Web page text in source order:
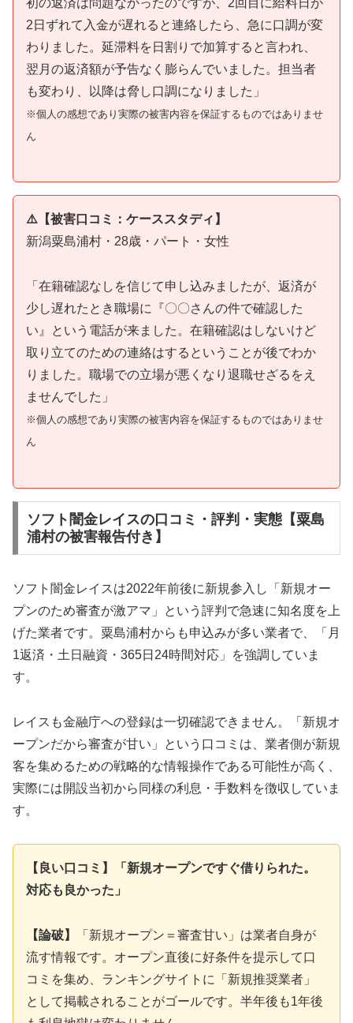
2日ずれて入金が遅れると連絡したら、急に口調が変
わりました。延滞料を日割りで加算すると言われ、
翌月の返済額が予告なく膨らんでいました。担当者
も変わり、以降は脅し口調になりました」
※個人の感想であり実際の被害内容を保証するものではありませ
ん
⚠️【被害口コミ：ケーススタディ】
新潟粟島浦村・28歳・パート・女性
「在籍確認なしを信じて申し込みましたが、返済が
少し遅れたとき職場に『〇〇さんの件で確認した
い』という電話が来ました。在籍確認はしないけど
取り立てのための連絡はするということが後でわか
りました。職場での立場が悪くなり退職せざるをえ
ませんでした」
※個人の感想であり実際の被害内容を保証するものではありませ
ん
ソフト闇金レイスの口コミ・評判・実態【粟島
浦村の被害報告付き】
ソフト闇金レイスは2022年前後に新規参入し「新規オー
プンのため審査が激アマ」という評判で急速に知名度を上
げた業者です。粟島浦村からも申込みが多い業者で、「月
1返済・土日融資・365日24時間対応」を強調していま
す。
レイスも金融庁への登録は一切確認できません。「新規オ
ープンだから審査が甘い」という口コミは、業者側が新規
客を集めるための戦略的な情報操作である可能性が高く、
実際には開設当初から同様の利息・手数料を徴収していま
す。
【良い口コミ】「新規オープンですぐ借りられた。
対応も良かった」
【論破】
「新規オープン＝審査甘い」は業者自身が
流す情報です。オープン直後に好条件を提示して口
コミを集め、ランキングサイトに「新規推奨業者」
として掲載されることがゴールです。半年後も1年後